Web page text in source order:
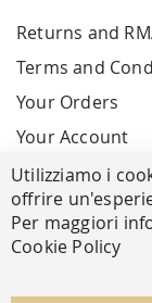
Returns and
Terms and
Your Orders
Your Account
Utilizziamo i
offrire
Per maggiori
Cookie Policy